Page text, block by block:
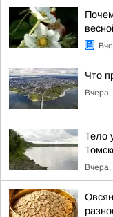
Что
Вчера,
Тело
Вчера,